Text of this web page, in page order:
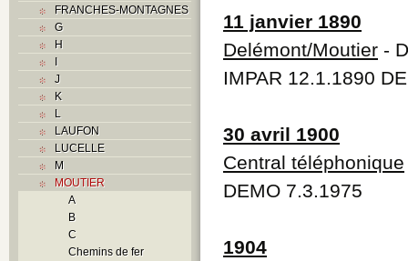
FRANCHES-MONTAGNES
G
H
I
J
K
L
LAUFON
LUCELLE
M
MOUTIER
A
B
C
Chemins de fer
11 janvier 1890
Delémont/Moutier -
IMPAR 12.1.1890
30 avril 1900
Central téléphonique
DEMO 7.3.1975
1904